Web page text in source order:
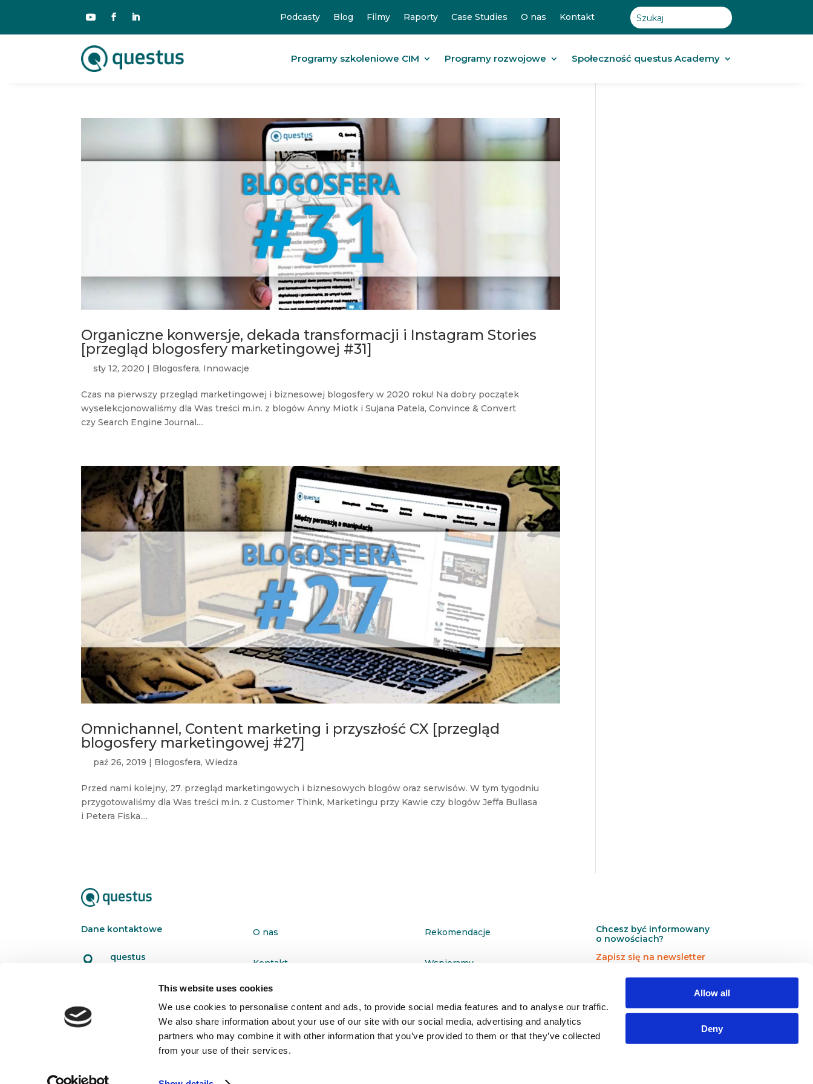
This website uses cookies
We use cookies to personalise content and ads, to provide social media features and to analyse our traffic.
We also share information about your use of our site with our social media, advertising and analytics
partners who may combine it with other information that you’ve provided to them or that they’ve collected
from your use of their services.
Allow all
Deny
Podcasty Blog Filmy Raporty Case Studies O nas Kontakt
Programy szkoleniowe CIM Programy rozwojowe Społeczność questus Academy
Organiczne konwersje, dekada transformacji i Instagram Stories
[przegląd blogosfery marketingowej #31]
sty 12, 2020 | Blogosfera, Innowacje
Czas na pierwszy przegląd marketingowej i biznesowej blogosfery w 2020 roku! Na dobry początek
wyselekcjonowaliśmy dla Was treści m.in. z blogów Anny Miotk i Sujana Patela, Convince & Convert
czy Search Engine Journal....
Omnichannel, Content marketing i przyszłość CX [przegląd
blogosfery marketingowej #27]
paź 26, 2019 | Blogosfera,Wiedza
Przed nami kolejny, 27. przegląd marketingowych i biznesowych blogów oraz serwisów. W tym tygodniu
przygotowaliśmy dla Was treści m.in. z Customer Think, Marketingu przy Kawie czy blogów Jeffa Bullasa
i Petera Fiska....
Dane kontaktowe

questus
91-811 Łódź
 601 098 038

O nas
Kontakt
Polityka prywatności
Rekomendacje
Wspieramy
Chcesz być informowany
o nowościach?
Zapisz się na newsletter
w
l
e
w
l
e
Zapisz się →